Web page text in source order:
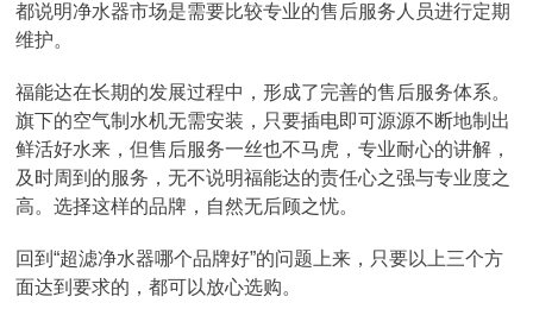
都说明净水器市场是需要比较专业的售后服务人员进行定期
维护。
福能达在长期的发展过程中，形成了完善的售后服务体系。
旗下的空气制水机无需安装，只要插电即可源源不断地制出
鲜活好水来，但售后服务一丝也不马虎，专业耐心的讲解，
及时周到的服务，无不说明福能达的责任心之强与专业度之
高。选择这样的品牌，自然无后顾之忧。
回到“超滤净水器哪个品牌好”的问题上来，只要以上三个方
面达到要求的，都可以放心选购。